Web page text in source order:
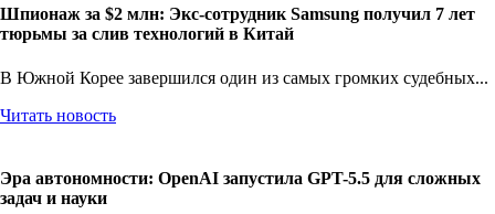
Шпионаж за $2 млн: Экс-сотрудник Samsung получил 7 лет
Эра автономности: OpenAI запустила GPT-5.5 для сложных